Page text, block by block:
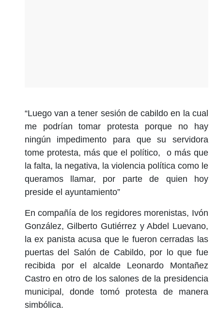
“Luego van a tener sesión de cabildo en la cual
me podrían tomar protesta porque no hay
ningún impedimento para que su servidora
tome protesta, más que el político, o más que
la falta, la negativa, la violencia política como le
queramos llamar, por parte de quien hoy
preside el ayuntamiento”
En compañía de los regidores morenistas, Ivón
González, Gilberto Gutiérrez y Abdel Luevano,
la ex panista acusa que le fueron cerradas las
puertas del Salón de Cabildo, por lo que fue
recibida por el alcalde Leonardo Montañez
Castro en otro de los salones de la presidencia
municipal, donde tomó protesta de manera
simbólica.